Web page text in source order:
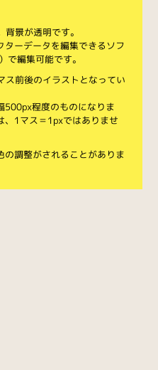
景が透明です。
ーデータを編集できるソフ
編集可能です。
前後のイラストとなってい
500px程度のものになりま
、1マス＝1pxではありませ
調整がされることがありま